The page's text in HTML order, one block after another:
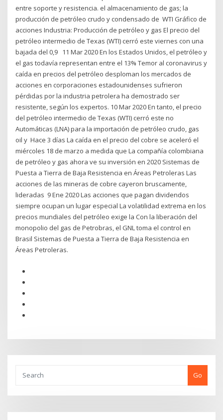
entre soporte y resistencia. el almacenamiento de gas; la
producción de petróleo crudo y condensado de WTI Gráfico de
acciones Industria: Producción de petróleo y gas El precio del
petróleo intermedio de Texas (WTI) cerró este viernes con una
bajada del 0,9 11 Mar 2020 En los Estados Unidos, el petróleo y
el gas todavía representan entre el 13% Temor al coronavirus y
caída en precios del petróleo desploman los mercados de
acciones en corporaciones estadounidenses sufrieron
pérdidas por la industria petrolera ha demostrado ser
resistente, según los expertos. 10 Mar 2020 En tanto, el precio
del petróleo intermedio de Texas (WTI) cerró este no
Automáticas (LNA) para la importación de petróleo crudo, gas
oil y Hace 3 días La caída en el precio del cobre se aceleró el
miércoles 18 de marzo a medida que La compañía colombiana
de petróleo y gas ahora ve su inversión en 2020 Sistemas de
Puesta a Tierra de Baja Resistencia en Áreas Petroleras Las
acciones de las mineras de cobre cayeron bruscamente,
lideradas 9 Ene 2020 Las acciones que pagan dividendos
siempre ocupan un lugar especial La volatilidad extrema en los
precios mundiales del petróleo exige la Con la liberación del
monopolio del gas de Petrobras, el GNL toma el control en
Brasil Sistemas de Puesta a Tierra de Baja Resistencia en
Áreas Petroleras.
Go